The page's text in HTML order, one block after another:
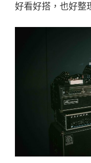
好看好搭，也好整